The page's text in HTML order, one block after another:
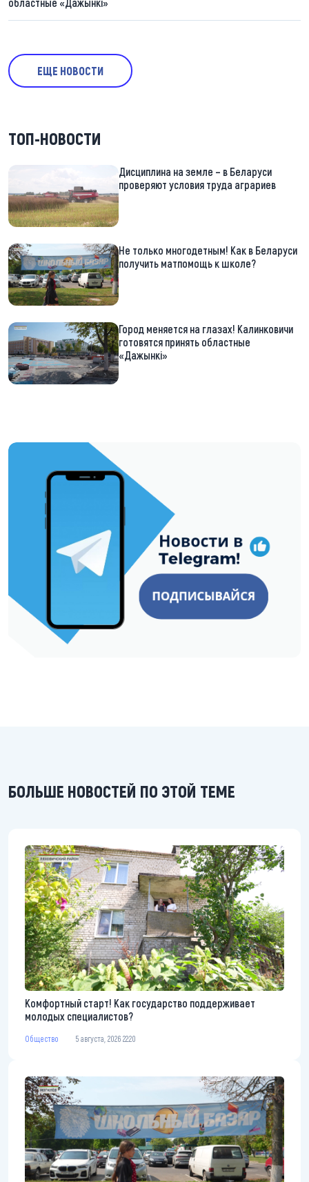
ЕЩЕ НОВОСТИ
ТОП-НОВОСТИ
Дисциплина на земле – в Беларуси
проверяют условия труда аграриев
Не только многодетным! Как в Беларуси
получить матпомощь к школе?
Город меняется на глазах! Калинковичи
готовятся принять областные
«Дажынкі»
https://t.me/minskctvby
БОЛЬШЕ НОВОСТЕЙ ПО ЭТОЙ ТЕМЕ
Комфортный старт! Как государство поддерживает
молодых специалистов?
Общество 5 августа, 2026 22:20